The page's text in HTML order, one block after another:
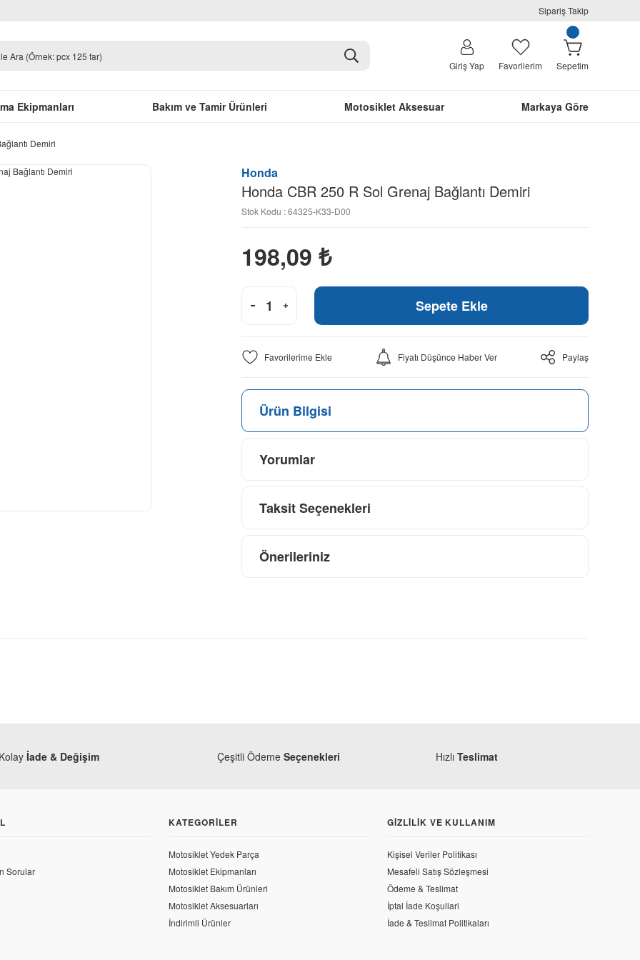
Sipariş Takip
Giriş Yap Favorilerim Sepetim
Ekipmanları Bakım ve Tamir Ürünleri Motosiklet Aksesuar Markaya Göre
Demiri
Honda
Honda CBR 250 R Sol Grenaj Bağlantı Demiri
Stok Kodu : 64325-K33-D00
198,09 ₺
Sepete Ekle
Fiyatı Düşünce Haber Ver Paylaş
Ürün Bilgisi
Yorumlar
Taksit Seçenekleri
Önerileriniz
CBR 250 R Sele Alt Sağ Kırmızı Grenaj
Honda
Honda CBR 250 R Sele Alt Sağ Siyah Grenaj
Kolay İade & Değişim Çeşitli Ödeme Seçenekleri Hızlı Teslimat
Sorular
KATEGORILER
Motosiklet Yedek Parça
Motosiklet Ekipmanları
Motosiklet Bakım Ürünleri
Motosiklet Aksesuarları
İndirimli Ürünler
GIZLILIK VE KULLANIM
Kişisel Veriler Politikası
Mesafeli Satış Sözleşmesi
Ödeme & Teslimat
İptal İade Koşullari
İade & Teslimat Politikaları